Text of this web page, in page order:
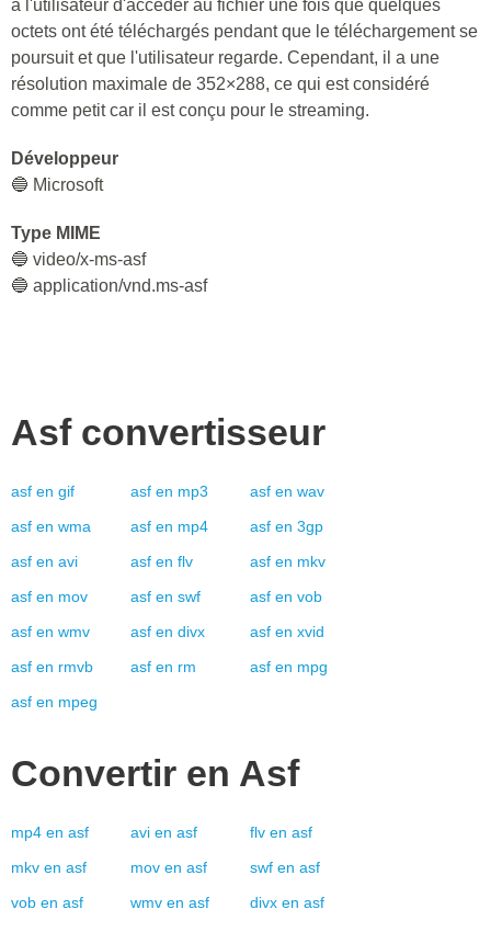
à l'utilisateur d'accéder au fichier une fois que quelques
octets ont été téléchargés pendant que le téléchargement se
poursuit et que l'utilisateur regarde. Cependant, il a une
résolution maximale de 352×288, ce qui est considéré
comme petit car il est conçu pour le streaming.
Développeur
🔵 Microsoft
Type MIME
🔵 video/x-ms-asf
🔵 application/vnd.ms-asf
Asf convertisseur
asf en gif asf en mp3 asf en wav
asf en wma asf en mp4 asf en 3gp
asf en avi asf en flv asf en mkv
asf en mov asf en swf asf en vob
asf en wmv asf en divx asf en xvid
asf en rmvb asf en rm asf en mpg
asf en mpeg
Convertir en Asf
mp4 en asf avi en asf flv en asf
mkv en asf mov en asf swf en asf
vob en asf wmv en asf divx en asf